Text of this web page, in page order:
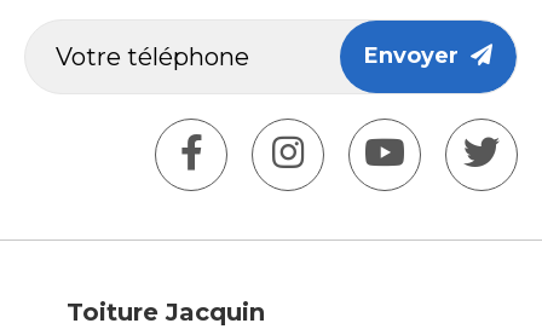
Envoyer
Toiture Jacquin